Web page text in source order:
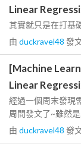
Linear
其實就只是在打基
由 duckravel48 發
[Machine
Linear
經過一個周末發現
周間發文了~雖然是
由 duckravel48 發